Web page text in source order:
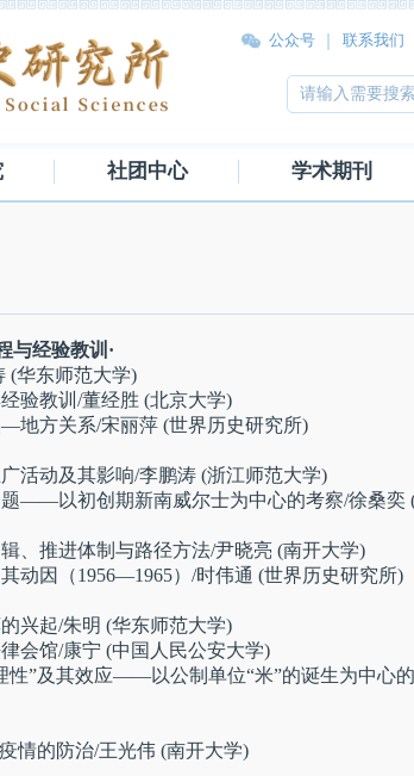
公众号 联系我们
社团中心 学术期刊
与经验教训·
华东师范大学)
教训/董经胜 (北京大学)
方关系/宋丽萍 (世界历史研究所)
动及其影响/李鹏涛 (浙江师范大学)
以初创期新南威尔士为中心的考察/徐桑奕
推进体制与路径方法/尹晓亮 (南开大学)
因（1956—1965）/时伟通 (世界历史研究所)
起/朱明 (华东师范大学)
馆/康宁 (中国人民公安大学)
”及其效应——以公制单位“米”的诞生为中心的
的防治/王光伟 (南开大学)